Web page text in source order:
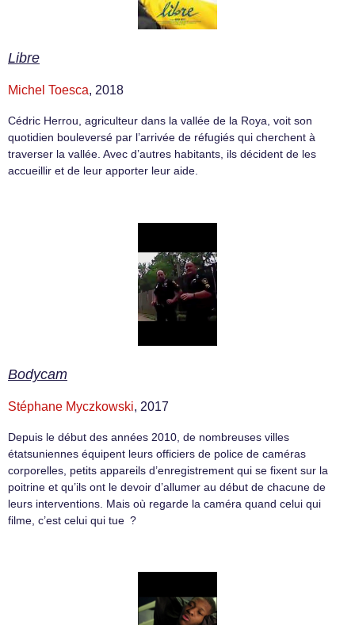
Libre
Michel Toesca, 2018
Cédric Herrou, agriculteur dans la vallée de la Roya, voit son
quotidien bouleversé par l’arrivée de réfugiés qui cherchent à
traverser la vallée. Avec d’autres habitants, ils décident de les
accueillir et de leur apporter leur aide.
Bodycam
Stéphane Myczkowski, 2017
Depuis le début des années 2010, de nombreuses villes
étatsuniennes équipent leurs officiers de police de caméras
corporelles, petits appareils d’enregistrement qui se fixent sur la
poitrine et qu’ils ont le devoir d’allumer au début de chacune de
leurs interventions. Mais où regarde la caméra quand celui qui
filme, c’est celui qui tue ?